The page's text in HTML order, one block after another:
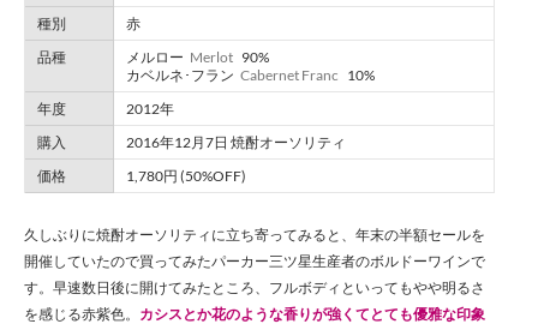
種別
赤
品種
メルロー Merlot 90%
カベルネ･フラン Cabernet Franc 10%
年度
2012年
購入
2016年12月7日 焼酎オーソリティ
価格
1,780円 (50%OFF)
久しぶりに焼酎オーソリティに立ち寄ってみると、年末の半額セールを
開催していたので買ってみたパーカー三ツ星生産者のボルドーワインで
す。早速数日後に開けてみたところ、フルボディといってもやや明るさ
を感じる赤紫色。 カシスとか花のような香りが強くてとても優雅な印象